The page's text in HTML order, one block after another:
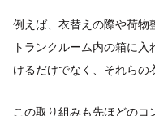
例えば、衣替えの際や荷物
トランクルーム内の箱に
けるだけでなく、それらの
この取り組みも先ほどの